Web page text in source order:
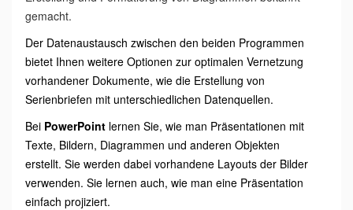
gemacht.
Der Datenaustausch zwischen den beiden Programmen
bietet Ihnen weitere Optionen zur optimalen Vernetzung
vorhandener Dokumente, wie die Erstellung von
Serienbriefen mit unterschiedlichen Datenquellen.
Bei PowerPoint lernen Sie, wie man Präsentationen mit
Texte, Bildern, Diagrammen und anderen Objekten
erstellt. Sie werden dabei vorhandene Layouts der Bilder
verwenden. Sie lernen auch, wie man eine Präsentation
einfach projiziert.